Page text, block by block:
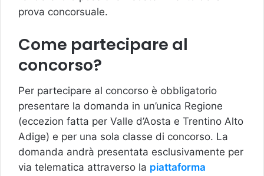
prova concorsuale.
Come partecipare al
concorso?
Per partecipare al concorso è obbligatorio
presentare la domanda in un’unica Regione
(eccezion fatta per Valle d’Aosta e Trentino Alto
Adige) e per una sola classe di concorso. La
domanda andrà presentata esclusivamente per
via telematica attraverso la piattaforma